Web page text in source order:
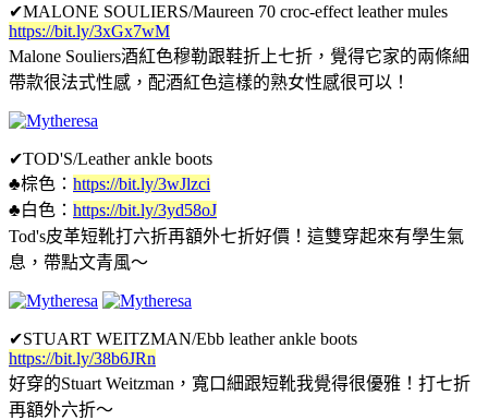
✔MALONE SOULIERS/Maureen 70 croc-effect leather mules
https://bit.ly/3xGx7wM
Malone Souliers酒紅色穆勒跟鞋折上七折，覺得它家的兩條細
帶款很法式性感，配酒紅色這樣的熟女性感很可以！
✔TOD'S/Leather ankle boots
♣棕色： https://bit.ly/3wJlzci
♣白色： https://bit.ly/3yd58oJ
Tod's皮革短靴打六折再額外七折好價！這雙穿起來有學生氣
息，帶點文青風～
✔STUART WEITZMAN/Ebb leather ankle boots
https://bit.ly/38b6JRn
好穿的Stuart Weitzman，寬口細跟短靴我覺得很優雅！打七折
再額外六折～